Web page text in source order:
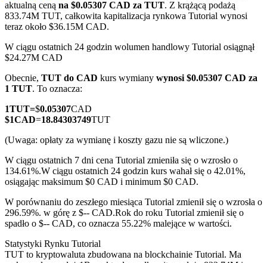
Kontrakty terminowe na kryptowaluty
TradFi
Instrumenty pochodne na akcje, forex, metale szlachetne i
towary
Kontrakty terminowe na USDC
aktualną ceną na $0.05307 CAD za TUT. Z krążącą podażą
833.74M TUT, całkowita kapitalizacja rynkowa Tutorial wynosi
teraz około $36.15M CAD.
W ciągu ostatnich 24 godzin wolumen handlowy Tutorial osiągnął
$24.27M CAD
Obecnie, TUT do CAD kurs wymiany wynosi $0.05307 CAD za
1 TUT. To oznacza:
1TUT=$0.05307CAD
$1CAD=18.84303749TUT
(Uwaga: opłaty za wymianę i koszty gazu nie są wliczone.)
W ciągu ostatnich 7 dni cena Tutorial zmieniła się o wzrosło o
134.61%.W ciągu ostatnich 24 godzin kurs wahał się o 42.01%,
osiągając maksimum $0 CAD i minimum $0 CAD.
W porównaniu do zeszłego miesiąca Tutorial zmienił się o wzrosła o
296.59%. w górę z $-- CAD.Rok do roku Tutorial zmienił się o
spadło o $-- CAD, co oznacza 55.22% malejące w wartości.
Statystyki Rynku Tutorial
TUT to kryptowaluta zbudowana na blockchainie Tutorial. Ma